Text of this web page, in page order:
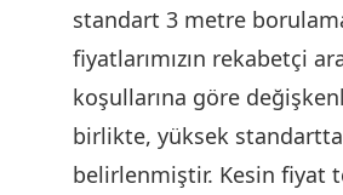
standart 3 metre
fiyatlarımızın rekabetçi
koşullarına göre
birlikte, yüksek
belirlenmiştir. Kesin fiyat